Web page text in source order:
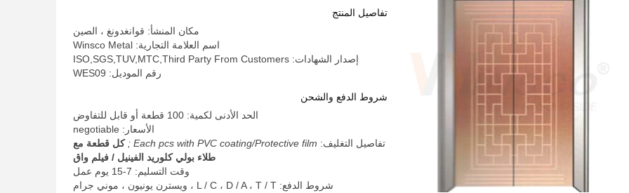
تفاصيل المنتج
مكان المنشأ: قوانغدونغ ، الصين
اسم العلامة التجارية: Winsco Metal
إصدار الشهادات: ISO,SGS,TUV,MTC,Third Party From Customers
رقم الموديل: WES09
شروط الدفع والشحن
الحد الأدنى لكمية: 100 قطعة أو قابل للتفاوض
الأسعار: negotiable
تفاصيل التغليف: Each pcs with PVC coating/Protective film ;
كل قطعة مع
طلاء بولي كلوريد الفينيل / فيلم واق
وقت التسليم: 7-15 يوم عمل
شروط الدفع: L / C ، D / A ، T / T ، ويسترن يونيون ، موني جرام